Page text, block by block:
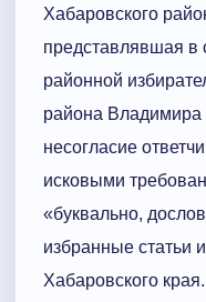
Хабаровского
представлявшая в
районной
района
несогласие
исковыми
«буквально,
избранные статьи
Хабаровского